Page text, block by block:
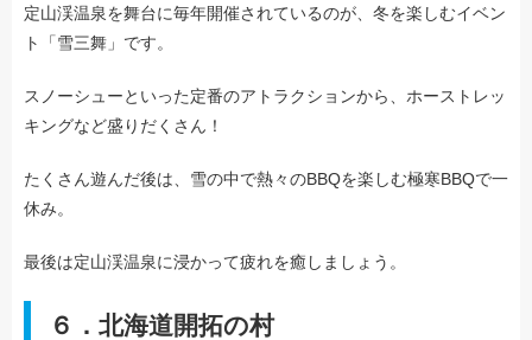
定山渓温泉を舞台に毎年開催されているのが、冬を楽しむイベン
ト「雪三舞」です。
スノーシューといった定番のアトラクションから、ホーストレッ
キングなど盛りだくさん！
たくさん遊んだ後は、雪の中で熱々のBBQを楽しむ極寒BBQで一
休み。
最後は定山渓温泉に浸かって疲れを癒しましょう。
６．北海道開拓の村